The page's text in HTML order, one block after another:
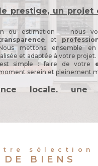
prestige, un projet
ou estimation : nous
et
mettons ensemble
et adaptée à votre projet.
simple : faire de votre
serein et pleinement
locale, une
Margaux
sélection
DE BIENS